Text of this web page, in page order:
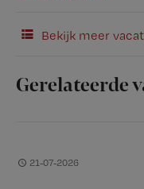
Bekijk meer
Gerelateerde
21-07-2026